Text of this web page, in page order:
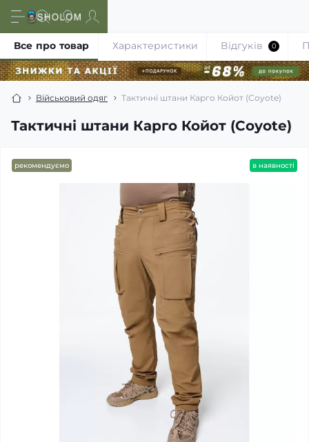
Військовий одяг Тактичні штани Карго Койот (Coyote)
Тактичні штани Карго Койот (Coyote)
Все про товар Характеристики Відгуків 0
рекомендуємо в наявності